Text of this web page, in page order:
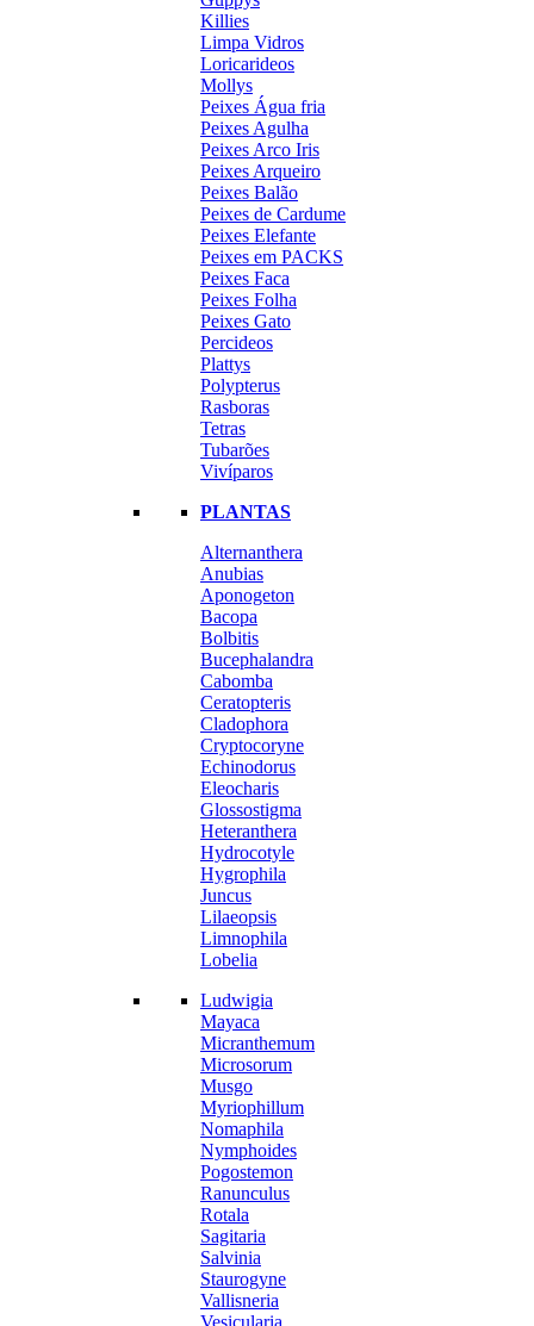
Killies
Limpa Vidros
Loricarideos
Mollys
Peixes Água fria
Peixes Agulha
Peixes Arco Iris
Peixes Arqueiro
Peixes Balão
Peixes de Cardume
Peixes Elefante
Peixes em PACKS
Peixes Faca
Peixes Folha
Peixes Gato
Percideos
Plattys
Polypterus
Rasboras
Tetras
Tubarões
Vivíparos
PLANTAS
Alternanthera
Anubias
Aponogeton
Bacopa
Bolbitis
Bucephalandra
Cabomba
Ceratopteris
Cladophora
Cryptocoryne
Echinodorus
Eleocharis
Glossostigma
Heteranthera
Hydrocotyle
Hygrophila
Juncus
Lilaeopsis
Limnophila
Lobelia
Ludwigia
Mayaca
Micranthemum
Microsorum
Musgo
Myriophillum
Nomaphila
Nymphoides
Pogostemon
Ranunculus
Rotala
Sagitaria
Salvinia
Staurogyne
Vallisneria
Vesicularia